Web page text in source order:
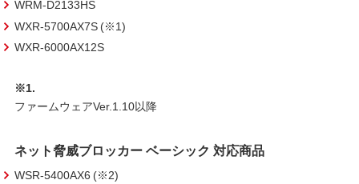
WRM-D2133HS
WXR-5700AX7S (※1)
WXR-6000AX12S
※1.
ファームウェアVer.1.10以降
ネット脅威ブロッカー ベーシック 対応商品
WSR-5400AX6 (※2)